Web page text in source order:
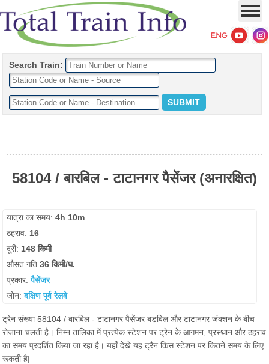
Search Train:
58104 / बारबिल - टाटानगर पैसेंजर (अनारक्षित)
यात्रा का समय:4h 10m
ठहराव: 16
दूरी: 148 किमी
औसत गति36 किमी/घ.
प्रकार:पैसेंजर
जोन:दक्षिण पूर्व रेलवे
ट्रेन संख्या 58104 / बारबिल - टाटानगर पैसेंजर बड़बिल और टाटानगर जंक्शन के बीच
रोजाना चलती है। निम्न तालिका में प्रत्येक स्टेशन पर ट्रेन के आगमन, प्रस्थान और ठहराव
का समय प्रदर्शित किया जा रहा है। यहाँ देखे यह ट्रैन किस स्टेशन पर कितने समय के लिए
रूकती है|